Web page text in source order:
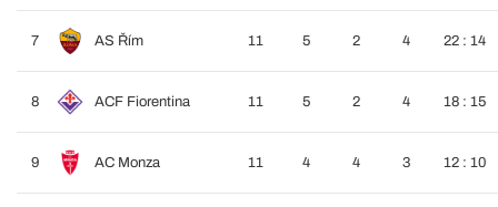
7 AS Řím 11 5 2 4 22 : 14
8 ACF Fiorentina 11 5 2 4 18 : 15
9 AC Monza 11 4 4 3 12 : 10